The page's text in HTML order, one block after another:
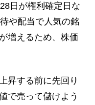
日が権利確定日な
や配当で人気の銘
増えるため、株価
昇する前に先回り
で売って儲けよう